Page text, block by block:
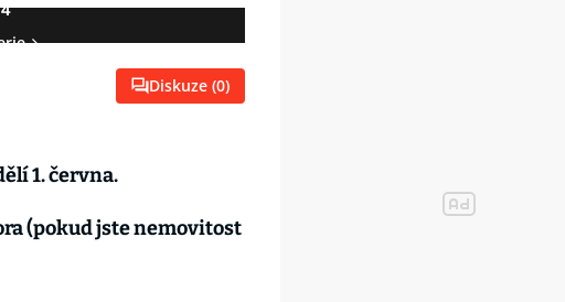
4
Diskuze (0)
1. června.
(pokud jste nemovitost